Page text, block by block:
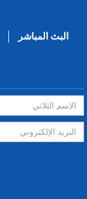
البث المباشر